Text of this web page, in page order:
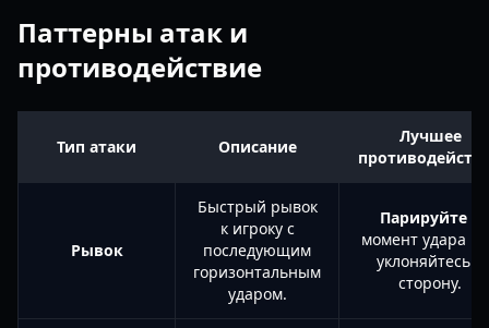
Паттерны атак и
противодействие
Тип атаки Описание
Лучшее
Рывок
Быстрый рывок
к игроку с
последующим
горизонтальным
ударом.
Парируйте
момент удара
уклоняйтесь в
сторону.